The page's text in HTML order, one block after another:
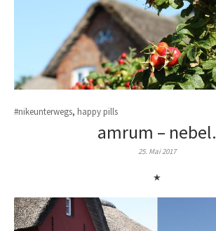
#nikeunterwegs, happy pills
amrum – nebel.
25. Mai 2017
★